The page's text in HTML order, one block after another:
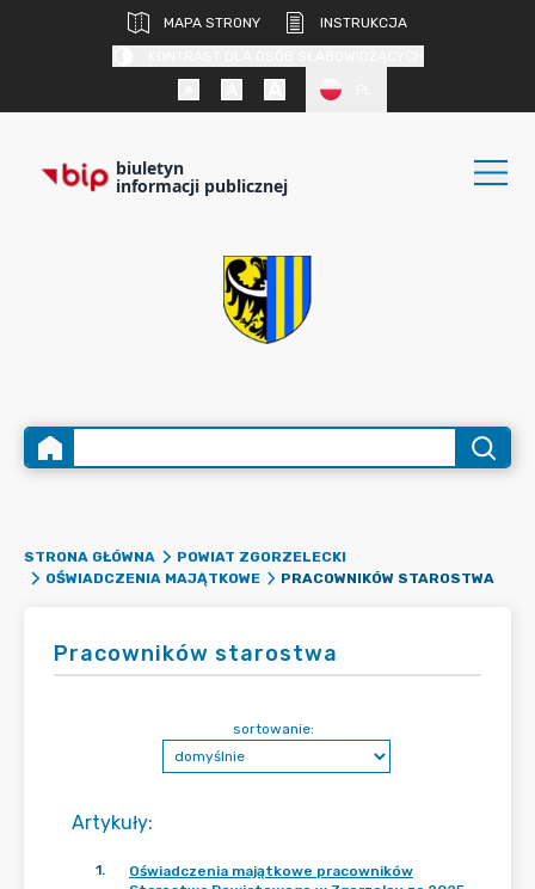
MAPA STRONY
INSTRUKCJA
biuletyn
informacji publicznej
STRONA GŁÓWNA
POWIAT ZGORZELECKI
OŚWIADCZENIA MAJĄTKOWE
PRACOWNIKÓW STAROSTWA
Pracowników starostwa
Artykuły:
sortowanie:
1.
Oświadczenia majątkowe pracowników